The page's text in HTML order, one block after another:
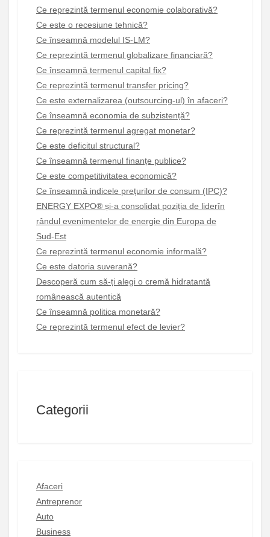
Ce reprezintă termenul economie colaborativă?
Ce este o recesiune tehnică?
Ce înseamnă modelul IS-LM?
Ce reprezintă termenul globalizare financiară?
Ce înseamnă termenul capital fix?
Ce reprezintă termenul transfer pricing?
Ce este externalizarea (outsourcing-ul) în afaceri?
Ce înseamnă economia de subzistență?
Ce reprezintă termenul agregat monetar?
Ce este deficitul structural?
Ce înseamnă termenul finanțe publice?
Ce este competitivitatea economică?
Ce înseamnă indicele prețurilor de consum (IPC)?
ENERGY EXPO® și-a consolidat poziția de liderîn
rândul evenimentelor de energie din Europa de
Sud-Est
Ce reprezintă termenul economie informală?
Ce este datoria suverană?
Descoperă cum să-ți alegi o cremă hidratantă
românească autentică
Ce înseamnă politica monetară?
Ce reprezintă termenul efect de levier?
Categorii
Afaceri
Antreprenor
Auto
Business